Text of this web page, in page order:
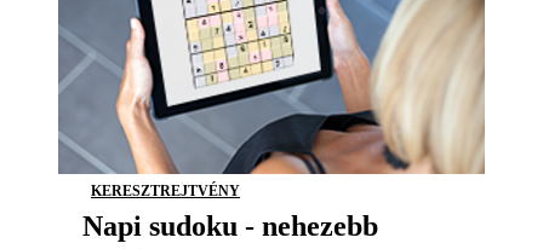
KERESZTREJTVÉNY
Napi sudoku - nehezebb